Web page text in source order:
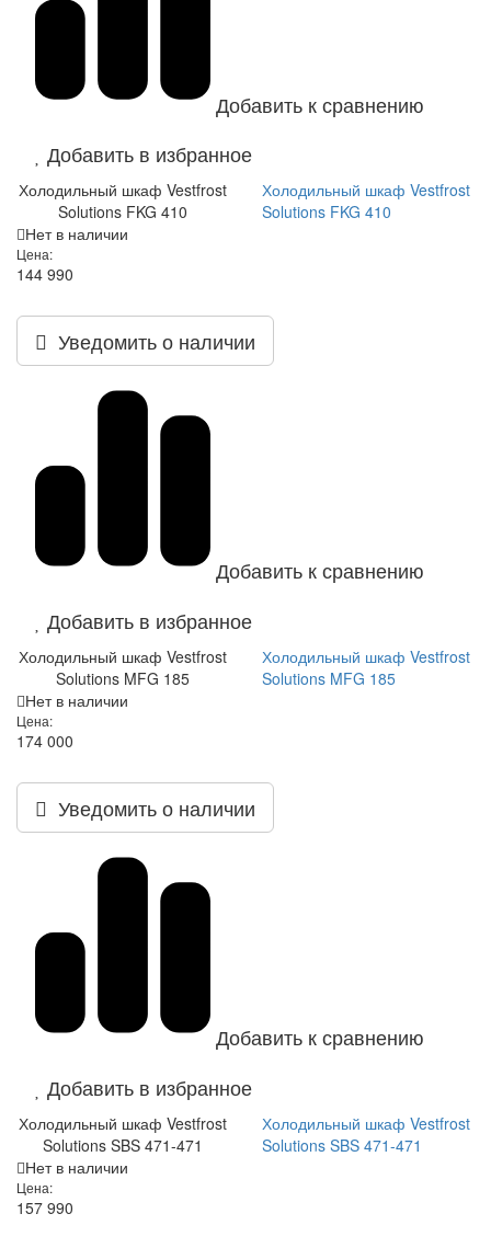
Добавить к сравнению
Добавить в избранное
Холодильный шкаф Vestfrost
Solutions FKG 410
Холодильный шкаф Vestfrost
Solutions FKG 410
Нет в наличии
Цена:
144 990
Уведомить о наличии
Добавить к сравнению
Добавить в избранное
Холодильный шкаф Vestfrost
Solutions MFG 185
Холодильный шкаф Vestfrost
Solutions MFG 185
Нет в наличии
Цена:
174 000
Уведомить о наличии
Добавить к сравнению
Добавить в избранное
Холодильный шкаф Vestfrost
Solutions SBS 471-471
Холодильный шкаф Vestfrost
Solutions SBS 471-471
Нет в наличии
Цена:
157 990